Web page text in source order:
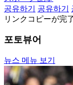
공유하기
공유하기
リンクコピーが完
포토뷰어
뉴스 메뉴 보기